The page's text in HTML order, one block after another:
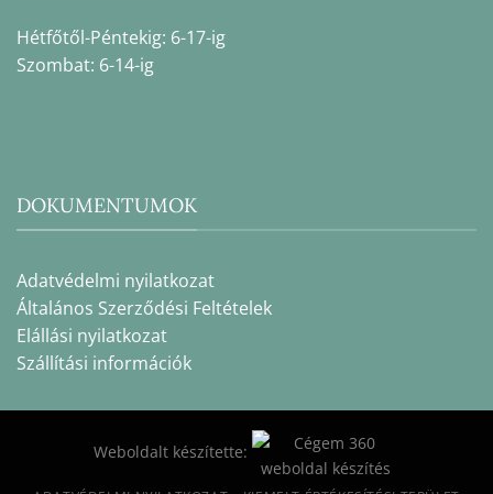
Hétfőtől-Péntekig: 6-17-ig
Szombat: 6-14-ig
DOKUMENTUMOK
Adatvédelmi nyilatkozat
Általános Szerződési Feltételek
Elállási nyilatkozat
Szállítási információk
Weboldalt készítette: